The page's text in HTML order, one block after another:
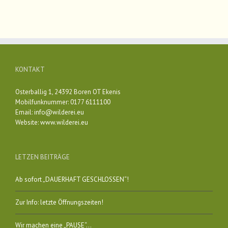
KONTAKT
Osterballig 1, 24392 Boren OT Ekenis
Mobilfunknummer: 0177 6111100
Email:info@wilderei.eu
Website:www.wilderei.eu
LETZEN BEITRÄGE
Ab sofort „DAUERHAFT GESCHLOSSEN“!
Zur Info: letzte Öffnungszeiten!
Wir machen eine „PAUSE“…